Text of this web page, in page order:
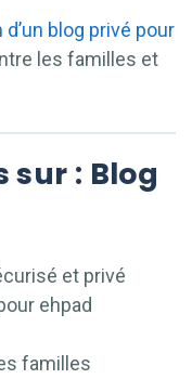
d’un blog privé pour
les familles et
sur : Blog
et privé
ehpad
familles